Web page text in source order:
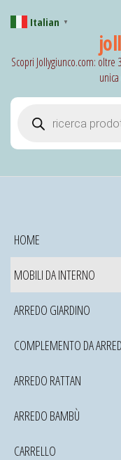
Scopri Jollygiunco.com:
HOME
MOBILI DA INTERNO
ARREDO GIARDINO
COMPLEMENTO DA
ARREDO RATTAN
ARREDO BAMBÙ
CARRELLO
Italian ▼